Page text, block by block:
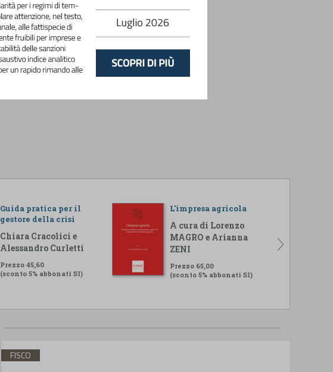
Guida pratica per il
gestore della crisi
Chiara Cracolici e
Alessandro Curletti
Prezzo 45,60
(sconto 5% abbonati SI)
L'impresa agricola
A cura di Lorenzo
MAGRO e Arianna
ZENI
Prezzo 65,00
(sconto 5% abbonati SI)
FISCO